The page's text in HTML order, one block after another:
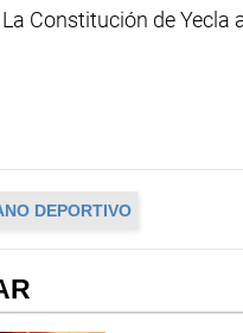
Constitución de
DEPORTIVO